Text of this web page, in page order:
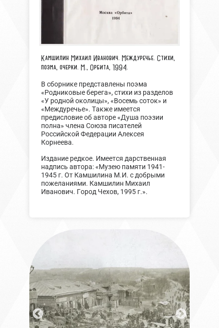
Камшилин Михаил Иванович. Междуречье. Стихи,
поэма, очерки. М., Орбита, 1994.
В сборнике представлены поэма
«Родниковые берега», стихи из разделов
«У родной околицы», «Восемь соток» и
«Междуречье». Также имеется
предисловие об авторе «Душа поэзии
полна» члена Союза писателей
Российской Федерации Алексея
Корнеева.
Издание редкое. Имеется дарственная
надпись автора: «Музею памяти 1941-
1945 г. От Камшилина М.И. с добрыми
пожеланиями. Камшилин Михаил
Иванович. Город Чехов, 1995 г.».